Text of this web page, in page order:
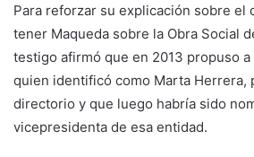
Para reforzar su explicación sobre el
tener Maqueda sobre la Obra Social
testigo afirmó que en 2013 propuso
quien identificó como Marta Herrera,
directorio y que luego habría sido
vicepresidenta de esa entidad.